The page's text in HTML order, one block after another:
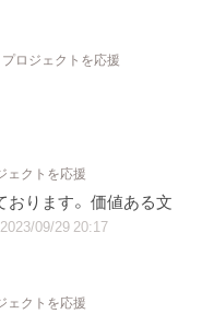
ロジェクトを応援
ェクトを応援
ります。 価値ある文
2023/09/29 20:17
ェクトを応援